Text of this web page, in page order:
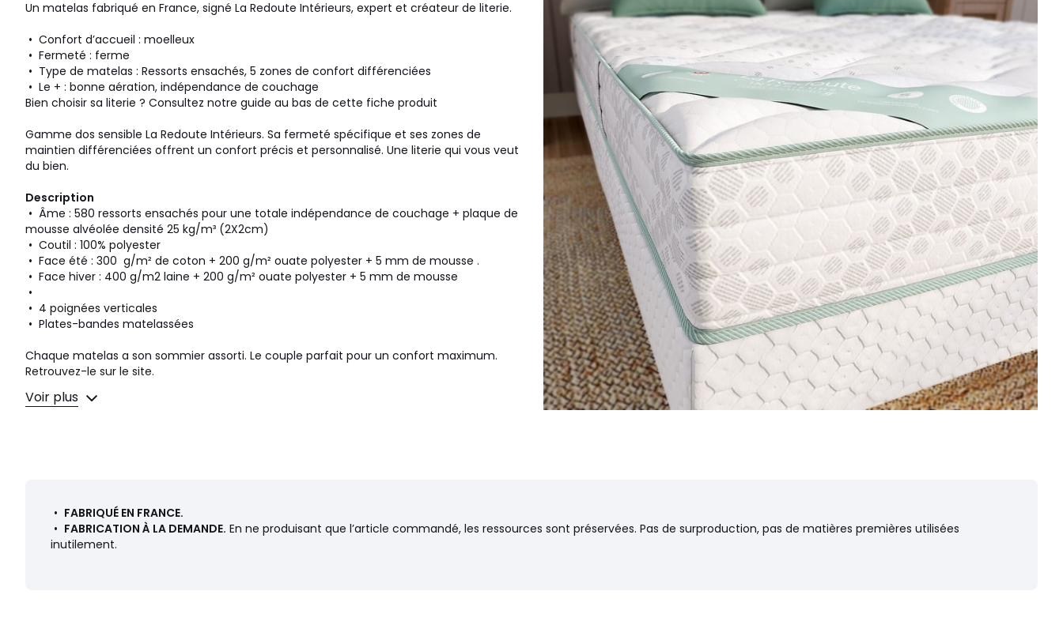
Un matelas fabriqué en France, signé La Redoute Intérieurs, expert et créateur de literie.
• Confort d’accueil : moelleux
• Fermeté : ferme
• Type de matelas : Ressorts ensachés, 5 zones de confort différenciées
• Le + : bonne aération, indépendance de couchage
Bien choisir sa literie ? Consultez notre guide au bas de cette fiche produit
Gamme dos sensible La Redoute Intérieurs. Sa fermeté spécifique et ses zones de
maintien différenciées offrent un confort précis et personnalisé. Une literie qui vous veut
du bien.
Description
• Âme : 580 ressorts ensachés pour une totale indépendance de couchage + plaque de
mousse alvéolée densité 25 kg/m³ (2X2cm)
• Coutil : 100% polyester
• Face été : 300 g/m² de coton + 200 g/m² ouate polyester + 5 mm de mousse .
• Face hiver : 400 g/m2 laine + 200 g/m² ouate polyester + 5 mm de mousse
•
• 4 poignées verticales
• Plates-bandes matelassées
Chaque matelas a son sommier assorti. Le couple parfait pour un confort maximum.
Retrouvez-le sur le site.
Qualité
• Hauteur : 20 cm
Voir plus
• FABRIQUÉ EN FRANCE.
• FABRICATION À LA DEMANDE. En ne produisant que l’article commandé, les ressources sont préservées. Pas de surproduction, pas de matières premières utilisées
inutilement.